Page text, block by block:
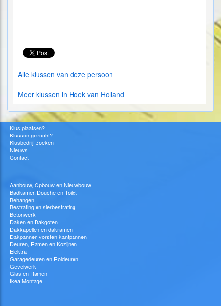
Alle klussen van deze persoon
Meer klussen in Hoek van Holland
Klus plaatsen?
Klussen gezocht?
Klusbedrijf zoeken
Nieuws
Contact
Aanbouw, Opbouw en Nieuwbouw
Badkamer, Douche en Toilet
Behangen
Bestrating en sierbestrating
Betonwerk
Daken en Dakgoten
Dakkapellen en dakramen
Dakpannen vorsten kantpannen
Deuren, Ramen en Kozijnen
Elektra
Garagedeuren en Roldeuren
Gevelwerk
Glas en Ramen
Ikea Montage